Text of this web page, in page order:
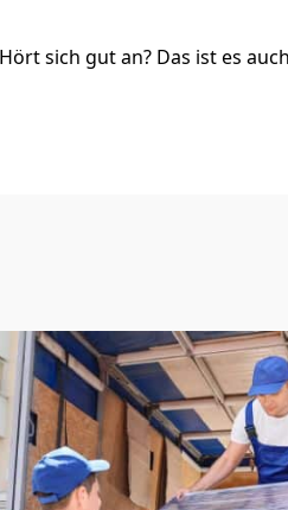
sich gut an? Das ist es